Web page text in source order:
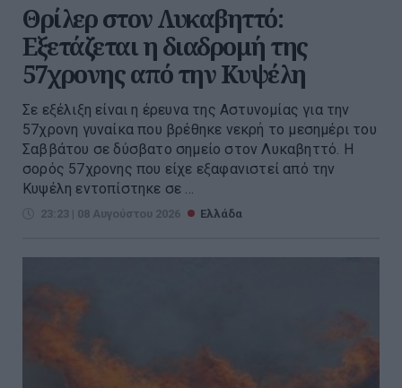
Θρίλερ στον Λυκαβηττό:
Εξετάζεται η διαδρομή της
57χρονης από την Κυψέλη
Σε εξέλιξη είναι η έρευνα της Αστυνομίας για την
57χρονη γυναίκα που βρέθηκε νεκρή το μεσημέρι του
Σαββάτου σε δύσβατο σημείο στον Λυκαβηττό. Η
σορός 57χρονης που είχε εξαφανιστεί από την
Κυψέλη εντοπίστηκε σε ...
23:23 | 08 Αυγούστου 2026 Ελλάδα